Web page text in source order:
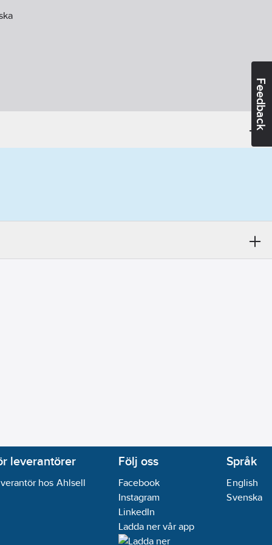
Feedback
leverantörer
hos Ahlsell
Följ oss
Facebook
Instagram
LinkedIn
Ladda ner vår app
Språk
English
Svenska